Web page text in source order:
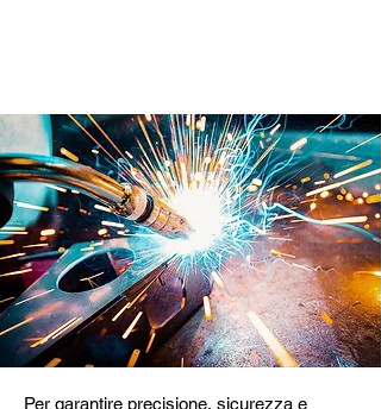
Per garantire precisione, sicurezza e